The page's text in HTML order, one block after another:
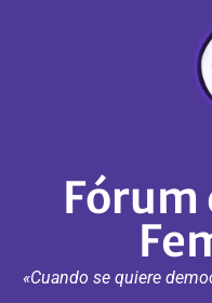
Fórum
«Cuando se quiere